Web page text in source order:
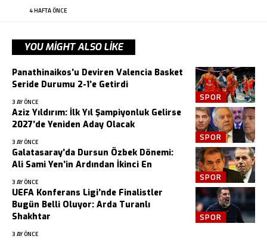
4 HAFTA ÖNCE
YOU MIGHT ALSO LIKE
SPOR
Panathinaikos’u Deviren Valencia Basket
Seride Durumu 2-1’e Getirdi
3 AY ÖNCE
SPOR
Aziz Yıldırım: İlk Yıl Şampiyonluk Gelirse
2027’de Yeniden Aday Olacak
3 AY ÖNCE
SPOR
Galatasaray’da Dursun Özbek Dönemi:
Ali Sami Yen’in Ardından İkinci En
3 AY ÖNCE
SPOR
UEFA Konferans Ligi’nde Finalistler
Bugün Belli Oluyor: Arda Turanlı
Shakhtar
3 AY ÖNCE